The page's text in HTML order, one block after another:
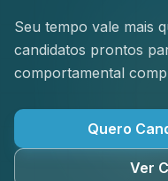
Seu tempo vale mais
candidatos prontos
comportamental
Quero
Ver